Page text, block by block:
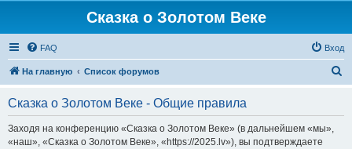
Сказка о Золотом Веке
FAQ Вход
На главную Список форумов
Сказка о Золотом Веке - Общие правила
Заходя на конференцию «Сказка о Золотом Веке» (в дальнейшем «мы»,
«наш», «Сказка о Золотом Веке», «https://2025.lv»), вы подтверждаете